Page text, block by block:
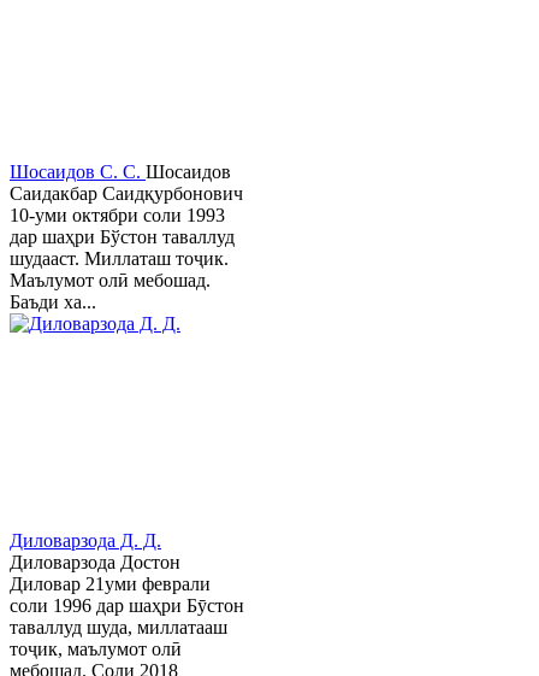
Шосаидов С. С. Шосаидов
Саидакбар Саидқурбонович
10-уми октябри соли 1993
дар шаҳри Бўстон таваллуд
шудааст. Миллаташ тоҷик.
Маълумот олӣ мебошад.
Баъди ха...
Диловарзода Д. Д.
Диловарзода Достон
Диловар 21уми феврали
соли 1996 дар шаҳри Бӯстон
таваллуд шуда, миллатааш
тоҷик, маълумот олӣ
мебошад. Соли 2018